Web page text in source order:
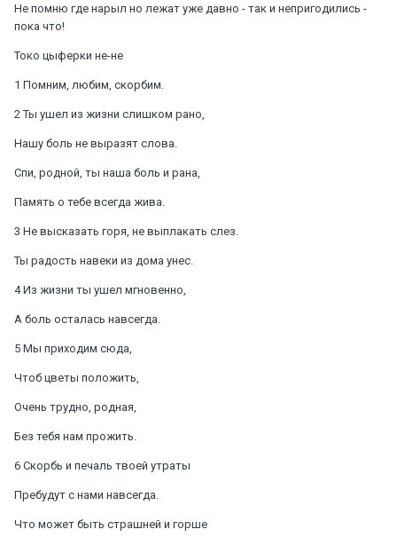
Не помню где нарыл но лежат уже давно - так и непригодились -
пока что!
Токо цыферки не-не
1 Помним, любим, скорбим.
2 Ты ушел из жизни слишком рано,
Нашу боль не выразят слова.
Спи, родной, ты наша боль и рана,
Память о тебе всегда жива.
3 Не высказать горя, не выплакать слез.
Ты радость навеки из дома унес.
4 Из жизни ты ушел мгновенно,
А боль осталась навсегда.
5 Мы приходим сюда,
Чтоб цветы положить,
Очень трудно, родная,
Без тебя нам прожить.
6 Скорбь и печаль твоей утраты
Пребудут с нами навсегда.
Что может быть страшней и горше